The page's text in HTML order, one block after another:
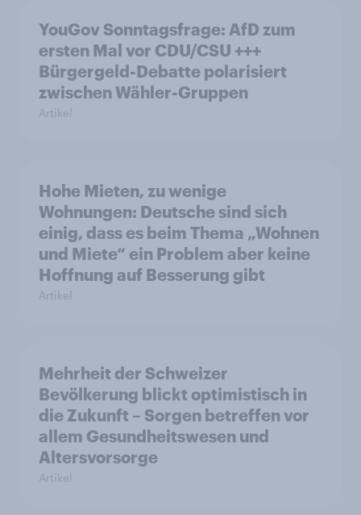
YouGov Sonntagsfrage: AfD zum
ersten Mal vor CDU/CSU +++
Bürgergeld-Debatte polarisiert
zwischen Wähler-Gruppen
Artikel
Hohe Mieten, zu wenige
Wohnungen: Deutsche sind sich
einig, dass es beim Thema „Wohnen
und Miete“ ein Problem aber keine
Hoffnung auf Besserung gibt
Artikel
Mehrheit der Schweizer
Bevölkerung blickt optimistisch in
die Zukunft – Sorgen betreffen vor
allem Gesundheitswesen und
Altersvorsorge
Artikel